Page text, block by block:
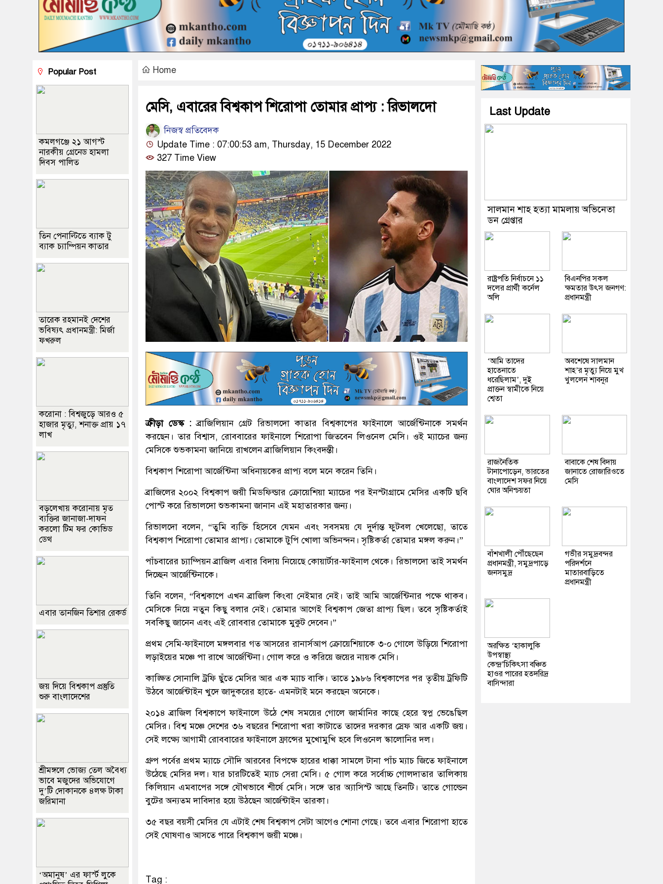
Home
মেসি, এবারের বিশ্বকাপ শিরোপা তোমার প্রাপ্য : রিভালদো
নিজস্ব প্রতিবেদক
Update Time : 07:00:53 am, Thursday, 15 December 2022
327 Time View
ক্রীড়া ডেস্ক : ব্রাজিলিয়ান গ্রেট রিভালদো কাতার বিশ্বকাপের ফাইনালে আর্জেন্টিনাকে সমর্থন
করছেন। তার বিশ্বাস, রোববারের ফাইনালে শিরোপা জিতবেন লিওনেল মেসি। ওই ম্যাচের জন্য
মেসিকে শুভকামনা জানিয়ে রাখলেন ব্রাজিলিয়ান কিংবদন্তী।
বিশ্বকাপ শিরোপা আর্জেন্টিনা অধিনায়কের প্রাপ্য বলে মনে করেন তিনি।
ব্রাজিলের ২০০২ বিশ্বকাপ জয়ী মিডফিল্ডার ক্রোয়েশিয়া ম্যাচের পর ইনস্টাগ্রামে মেসির একটি ছবি
পোস্ট করে রিভালদো শুভকামনা জানান এই মহাতারকার জন্য।
রিভালদো বলেন, “তুমি ব্যক্তি হিসেবে যেমন এবং সবসময় যে দুর্দান্ত ফুটবল খেলেছো, তাতে
বিশ্বকাপ শিরোপা তোমার প্রাপ্য। তোমাকে টুপি খোলা অভিনন্দন। সৃষ্টিকর্তা তোমার মঙ্গল করুন।”
পাঁচবারের চ্যাম্পিয়ন ব্রাজিল এবার বিদায় নিয়েছে কোয়ার্টার-ফাইনাল থেকে। রিভালদো তাই সমর্থন
দিচ্ছেন আর্জেন্টিনাকে।
তিনি বলেন, “বিশ্বকাপে এখন ব্রাজিল কিংবা নেইমার নেই। তাই আমি আর্জেন্টিনার পক্ষে থাকব।
মেসিকে নিয়ে নতুন কিছু বলার নেই। তোমার আগেই বিশ্বকাপ জেতা প্রাপ্য ছিল। তবে সৃষ্টিকর্তাই
সবকিছু জানেন এবং এই রোববার তোমাকে মুকুট দেবেন।”
প্রথম সেমি-ফাইনালে মঙ্গলবার গত আসরের রানার্সআপ ক্রোয়েশিয়াকে ৩-০ গোলে উড়িয়ে শিরোপা
লড়াইয়ের মঞ্চে পা রাখে আর্জেন্টিনা। গোল করে ও করিয়ে জয়ের নায়ক মেসি।
কাঙ্ক্ষিত সোনালি ট্রফি ছুঁতে মেসির আর এক ম্যাচ বাকি। তাতে ১৯৮৬ বিশ্বকাপের পর তৃতীয় ট্রফিটি
উঠবে আর্জেন্টাইন খুদে জাদুকরের হাতে- এমনটাই মনে করছেন অনেকে।
২০১৪ ব্রাজিল বিশ্বকাপে ফাইনালে উঠে শেষ সময়ের গোলে জার্মানির কাছে হেরে স্বপ্ন ভেঙেছিল
মেসির। বিশ্ব মঞ্চে দেশের ৩৬ বছরের শিরোপা খরা কাটাতে তাদের দরকার স্রেফ আর একটি জয়।
সেই লক্ষ্যে আগামী রোববারের ফাইনালে ফ্রান্সের মুখোমুখি হবে লিওনেল স্কালোনির দল।
গ্রুপ পর্বের প্রথম ম্যাচে সৌদি আরবের বিপক্ষে হারের ধাক্কা সামলে টানা পাঁচ ম্যাচ জিতে ফাইনালে
উঠেছে মেসির দল। যার চারটিতেই ম্যাচ সেরা মেসি। ৫ গোল করে সর্বোচ্চ গোলদাতার তালিকায়
কিলিয়ান এমবাপের সঙ্গে যৌথভাবে শীর্ষে মেসি। সঙ্গে তার অ্যাসিস্ট আছে তিনটি। তাতে গোল্ডেন
বুটের অন্যতম দাবিদার হয়ে উঠছেন আর্জেন্টাইন তারকা।
৩৫ বছর বয়সী মেসির যে এটাই শেষ বিশ্বকাপ সেটা আগেও শোনা গেছে। তবে এবার শিরোপা হাতে
সেই ঘোষণাও আসতে পারে বিশ্বকাপ জয়ী মঞ্চে।
Tag :
Popular Post
কমলগঞ্জে ২১ আগস্ট
নারকীয় গ্রেনেড হামলা
দিবস পালিত
তিন পেনাল্টিতে ব্যাক টু
ব্যাক চ্যাম্পিয়ন কাতার
তারেক রহমানই দেশের
ভবিষ্যৎ প্রধানমন্ত্রী: মির্জা
ফখরুল
করোনা : বিশ্বজুড়ে আরও ৫
হাজার মৃত্যু, শনাক্ত প্রায় ১৭
লাখ
বড়লেখায় করোনায় মৃত
ব্যক্তির জানাজা-দাফন
করলো টিম ফর কোভিড
ডেথ
এবার তানজিন তিশার রেকর্ড
জয় দিয়ে বিশ্বকাপ প্রস্তুতি
শুরু বাংলাদেশের
শ্রীমঙ্গলে ভোজ্য তেল অবৈধ্য
ভাবে মজুদের অভিযোগে
দু’টি দোকানকে ৪লক্ষ টাকা
জরিমানা
‘অমানুষ’ এর ফার্স্ট লুকে
Last Update
সালমান শাহ হত্যা মামলায় অভিনেতা
ডন গ্রেপ্তার
রাষ্ট্রপতি নির্বাচনে ১১
দলের প্রার্থী কর্নেল
অলি
বিএনপির সকল
ক্ষমতার উৎস জনগণ:
প্রধানমন্ত্রী
‘আমি তাদের
হাতেনাতে
ধরেছিলাম’, দুই
প্রাক্তন স্বামীকে নিয়ে
শ্বেতা
অবশেষে সালমান
শাহ’র মৃত্যু নিয়ে মুখ
খুললেন শাবনূর
রাজনৈতিক
টানাপোড়েন, ভারতের
বাংলাদেশ সফর নিয়ে
ঘোর অনিশ্চয়তা
বাবাকে শেষ বিদায়
জানাতে রোজারিওতে
মেসি
বাঁশখালী পৌঁছেছেন
প্রধানমন্ত্রী, সমুদ্রপাড়ে
জনসমুদ্র
গভীর সমুদ্রবন্দর
পরিদর্শনে
মাতারবাড়িতে
প্রধানমন্ত্রী
অরক্ষিত ‘হাকালুকি
উপস্বাস্থ্য
কেন্দ্র’চিকিৎসা বঞ্চিত
হাওর পারের হতদরিদ্র
বাসিন্দারা